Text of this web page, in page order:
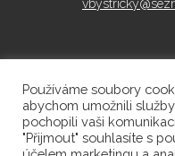
© 2022
Používáme soubory
abychom umožnili
pochopili vaši
"Přijmout" souhlasíte s